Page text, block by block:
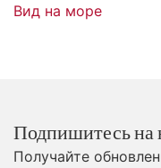
Вид на море
Подпишитесь на
Получайте